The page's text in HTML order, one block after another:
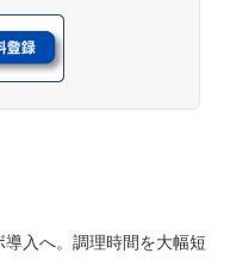
入へ。調理時間を大幅短